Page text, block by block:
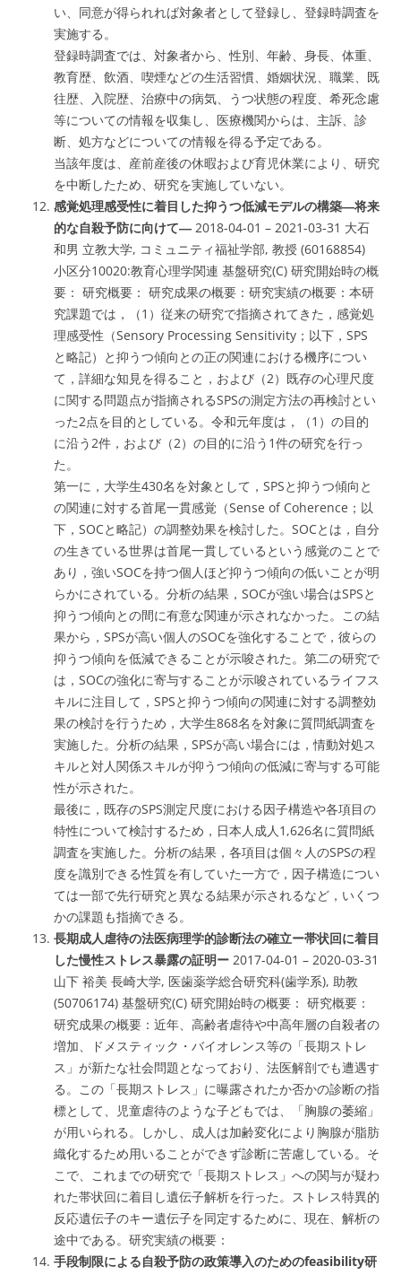
い、同意が得られれば対象者として登録し、登録時調査を
実施する。
登録時調査では、対象者から、性別、年齢、身長、体重、
教育歴、飲酒、喫煙などの生活習慣、婚姻状況、職業、既
往歴、入院歴、治療中の病気、うつ状態の程度、希死念慮
等についての情報を収集し、医療機関からは、主訴、診
断、処方などについての情報を得る予定である。
当該年度は、産前産後の休暇および育児休業により、研究
を中断したため、研究を実施していない。
感覚処理感受性に着目した抑うつ低減モデルの構築―将来
的な自殺予防に向けて― 2018-04-01 – 2021-03-31 大石
和男 立教大学, コミュニティ福祉学部, 教授 (60168854)
小区分10020:教育心理学関連 基盤研究(C) 研究開始時の概
要： 研究概要： 研究成果の概要：研究実績の概要：本研
究課題では，（1）従来の研究で指摘されてきた，感覚処
理感受性（Sensory Processing Sensitivity；以下，SPS
と略記）と抑うつ傾向との正の関連における機序につい
て，詳細な知見を得ること，および（2）既存の心理尺度
に関する問題点が指摘されるSPSの測定方法の再検討とい
った2点を目的としている。令和元年度は，（1）の目的
に沿う2件，および（2）の目的に沿う1件の研究を行っ
た。
第一に，大学生430名を対象として，SPSと抑うつ傾向と
の関連に対する首尾一貫感覚（Sense of Coherence；以
下，SOCと略記）の調整効果を検討した。SOCとは，自分
の生きている世界は首尾一貫しているという感覚のことで
あり，強いSOCを持つ個人ほど抑うつ傾向の低いことが明
らかにされている。分析の結果，SOCが強い場合はSPSと
抑うつ傾向との間に有意な関連が示されなかった。この結
果から，SPSが高い個人のSOCを強化することで，彼らの
抑うつ傾向を低減できることが示唆された。第二の研究で
は，SOCの強化に寄与することが示唆されているライフス
キルに注目して，SPSと抑うつ傾向の関連に対する調整効
果の検討を行うため，大学生868名を対象に質問紙調査を
実施した。分析の結果，SPSが高い場合には，情動対処ス
キルと対人関係スキルが抑うつ傾向の低減に寄与する可能
性が示された。
最後に，既存のSPS測定尺度における因子構造や各項目の
特性について検討するため，日本人成人1,626名に質問紙
調査を実施した。分析の結果，各項目は個々人のSPSの程
度を識別できる性質を有していた一方で，因子構造につい
ては一部で先行研究と異なる結果が示されるなど，いくつ
かの課題も指摘できる。
長期成人虐待の法医病理学的診断法の確立ー帯状回に着目
した慢性ストレス暴露の証明ー 2017-04-01 – 2020-03-31
山下 裕美 長崎大学, 医歯薬学総合研究科(歯学系), 助教
(50706174) 基盤研究(C) 研究開始時の概要： 研究概要：
研究成果の概要：近年、高齢者虐待や中高年層の自殺者の
増加、ドメスティック・バイオレンス等の「長期ストレ
ス」が新たな社会問題となっており、法医解剖でも遭遇す
る。この「長期ストレス」に曝露されたか否かの診断の指
標として、児童虐待のような子どもでは、「胸腺の萎縮」
が用いられる。しかし、成人は加齢変化により胸腺が脂肪
織化するため用いることができず診断に苦慮している。そ
こで、これまでの研究で「長期ストレス」への関与が疑わ
れた帯状回に着目し遺伝子解析を行った。ストレス特異的
反応遺伝子のキー遺伝子を同定するために、現在、解析の
途中である。研究実績の概要：
手段制限による自殺予防の政策導入のためのfeasibility研